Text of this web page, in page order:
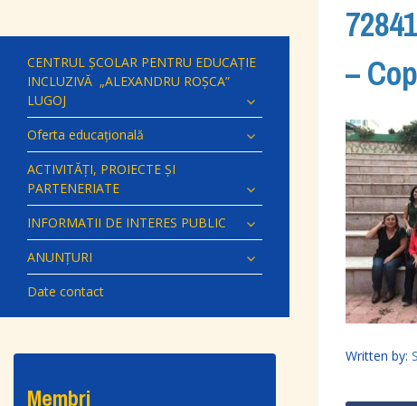
CENTRUL ȘCOLAR PENTRU EDUCAȚIE
INCLUZIVĂ „ALEXANDRU ROȘCA”
LUGOJ
Oferta educațională
ACTIVITĂȚI, PROIECTE ȘI
PARTENERIATE
INFORMATII DE INTERES PUBLIC
ANUNȚURI
Date contact
Membri
–
Written by: